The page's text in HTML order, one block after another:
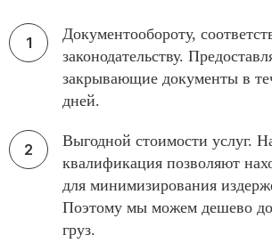
Документообороту,
законодательству.
закрывающие документы в
дней.
Выгодной стоимости услуг.
квалификация позволяют
для минимизирования
Поэтому мы можем дешево
груз.